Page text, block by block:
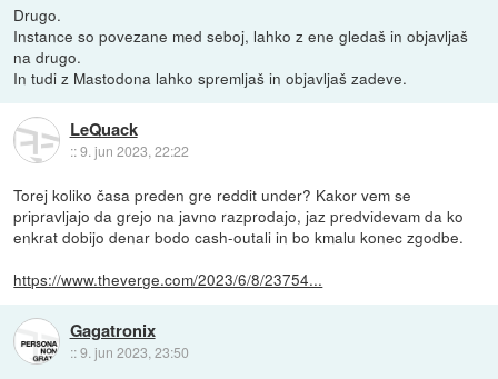
Drugo.
Instance so povezane med seboj, lahko z ene gledaš in objavljaš
na drugo.
In tudi z Mastodona lahko spremljaš in objavljaš zadeve.
LeQuack
::9. jun 2023, 22:22
Torej koliko časa preden gre reddit under? Kakor vem se
pripravljajo da grejo na javno razprodajo, jaz predvidevam da ko
enkrat dobijo denar bodo cash-outali in bo kmalu konec zgodbe.
https://www.theverge.com/2023/6/8/23754...
Gagatronix
::9. jun 2023, 23:50